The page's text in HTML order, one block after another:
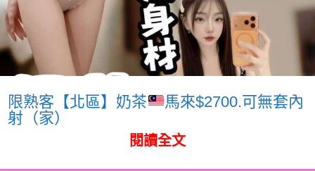
限熟客【北區】奶茶
馬來$2700.可無套內
射（家）
閱讀全文